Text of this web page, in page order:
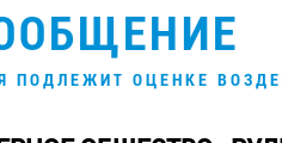
ПОДЛЕЖИТ ОЦЕНКЕ